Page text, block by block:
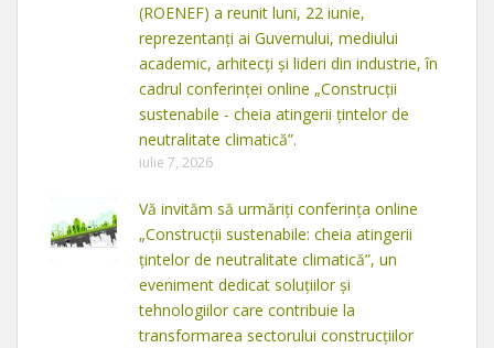
(ROENEF) a reunit luni, 22 iunie,
reprezentanți ai Guvernului, mediului
academic, arhitecți și lideri din industrie, în
cadrul conferinței online „Construcții
sustenabile - cheia atingerii țintelor de
neutralitate climatică”.
iulie 7, 2026
Vă invităm să urmăriți conferința online
„Construcții sustenabile: cheia atingerii
țintelor de neutralitate climatică”, un
eveniment dedicat soluțiilor și
tehnologiilor care contribuie la
transformarea sectorului construcțiilor